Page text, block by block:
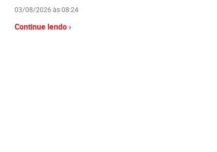
03/08/2026 às 08:24
Continue lendo ›